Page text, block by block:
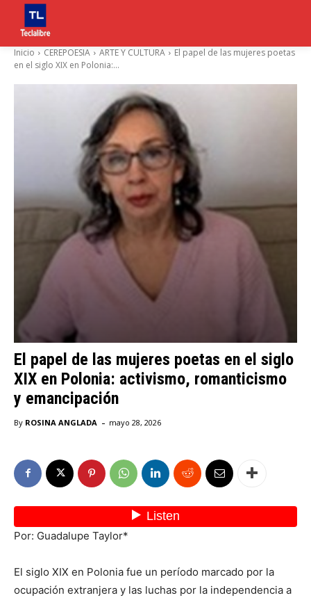
Inicio CEREPOESIA ARTE Y CULTURA
El papel de las mujeres poetas
en el siglo XIX en Polonia:...
El papel de las mujeres poetas en el siglo
XIX en Polonia: activismo, romanticismo
y emancipación
By ROSINA ANGLADA - mayo 28, 2026
Por: Guadalupe Taylor*
El siglo XIX en Polonia fue un período marcado por la
ocupación extranjera y las luchas por la independencia a